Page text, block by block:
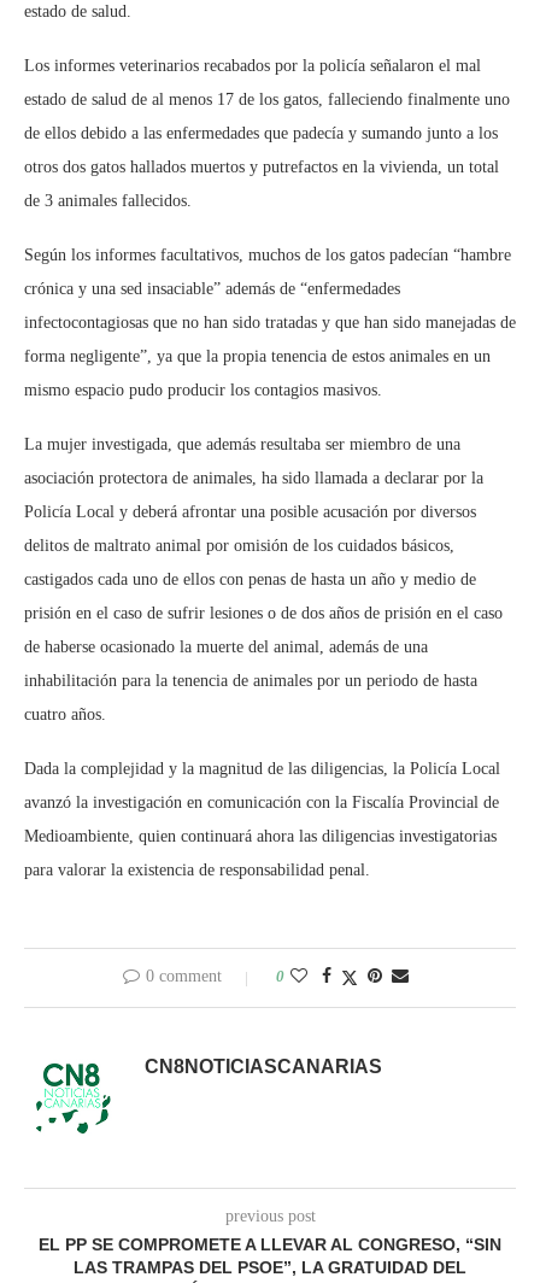
estado de salud.
Los informes veterinarios recabados por la policía señalaron el mal
estado de salud de al menos 17 de los gatos, falleciendo finalmente uno
de ellos debido a las enfermedades que padecía y sumando junto a los
otros dos gatos hallados muertos y putrefactos en la vivienda, un total
de 3 animales fallecidos.
Según los informes facultativos, muchos de los gatos padecían “hambre
crónica y una sed insaciable” además de “enfermedades
infectocontagiosas que no han sido tratadas y que han sido manejadas de
forma negligente”, ya que la propia tenencia de estos animales en un
mismo espacio pudo producir los contagios masivos.
La mujer investigada, que además resultaba ser miembro de una
asociación protectora de animales, ha sido llamada a declarar por la
Policía Local y deberá afrontar una posible acusación por diversos
delitos de maltrato animal por omisión de los cuidados básicos,
castigados cada uno de ellos con penas de hasta un año y medio de
prisión en el caso de sufrir lesiones o de dos años de prisión en el caso
de haberse ocasionado la muerte del animal, además de una
inhabilitación para la tenencia de animales por un periodo de hasta
cuatro años.
Dada la complejidad y la magnitud de las diligencias, la Policía Local
avanzó la investigación en comunicación con la Fiscalía Provincial de
Medioambiente, quien continuará ahora las diligencias investigatorias
para valorar la existencia de responsabilidad penal.
0 comment 0
CN8NOTICIASCANARIAS
previous post
EL PP SE COMPROMETE A LLEVAR AL CONGRESO, “SIN
LAS TRAMPAS DEL PSOE”, LA GRATUIDAD DEL